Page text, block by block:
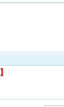
】